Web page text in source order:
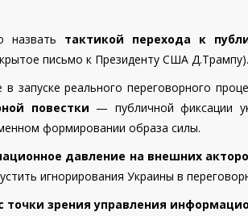
назвать тактикой перехода к
письмо к Президенту США Д.Трампу).
запуске реального переговорного
повестки — публичной фиксации
формировании образа силы.
давление на внешних
игнорирования Украины в
точки зрения управления